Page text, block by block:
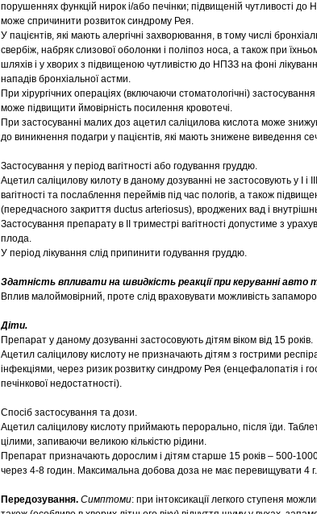
порушеннях функцій нирок і/або печінки; підвищеній чутливості до
може спричинити розвиток синдрому Рея.
У пацієнтів, які мають алергічні захворювання, в тому числі
свербіж, набряк слизової оболонки і поліпоз носа, а також при
шляхів і у хворих з підвищеною чутливістю до НПЗЗ на фоні
нападів бронхіальної астми.
При хірургічних операціях (включаючи стоматологічні)
може підвищити ймовірність посилення кровотечі.
При застосуванні малих доз ацетил саліцилова кислота може
до виникнення подагри у пацієнтів, які мають знижене виведення
Застосування у період вагітності або годування груддю.
Ацетил саліцилову килоту в даному дозуванні не застосовують у І і
вагітності та послаблення переймів під час пологів, а також
(передчасного закриття ductus arteriosus), вроджених вад і
Застосування препарату в ІІ триместрі вагітності допустиме з
плода.
У період лікування слід припинити годування груддю.
Здатність впливати на швидкість реакції при керуванні
Вплив малоймовірний, проте слід враховувати можливість
Діти.
Препарат у даному дозуванні застосовують дітям віком від 15 років.
Ацетил саліцилову кислоту не призначають дітям з гострими
інфекціями, через ризик розвитку синдрому Рея (енцефалопатія і
печінкової недостатності).
Спосіб застосування та дози.
Ацетил саліцилову кислоту приймають перорально, після їди.
цілими, запиваючи великою кількістю рідини.
Препарат призначають дорослим і дітям старше 15 років – 500-
через 4-8 годин. Максимальна добова доза не має перевищувати 4 г.
Передозування. Симптоми: при інтоксикації легкого ступеня